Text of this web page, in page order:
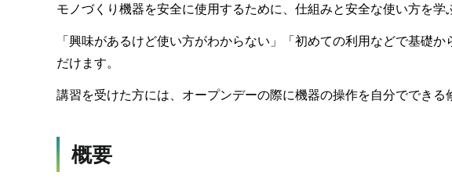
モノづくり機器を安全に使用するために、仕組みと安全な使い方を学
「興味があるけど使い方がわからない」「初めての利用などで基礎
だけます。
講習を受けた方には、オープンデーの際に機器の操作を自分でできる
概要